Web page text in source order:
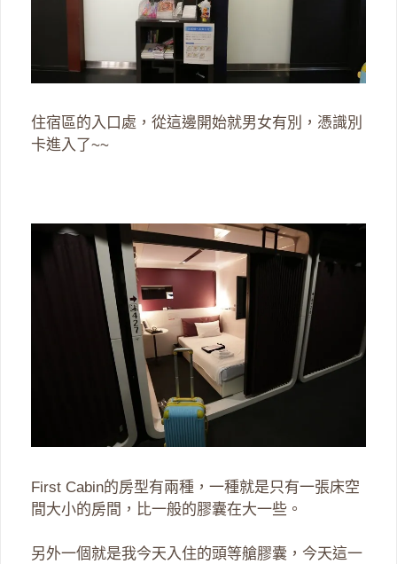
住宿區的入口處，從這邊開始就男女有別，憑識別
卡進入了~~
First Cabin的房型有兩種，一種就是只有一張床空
間大小的房間，比一般的膠囊在大一些。
另外一個就是我今天入住的頭等艙膠囊，今天這一